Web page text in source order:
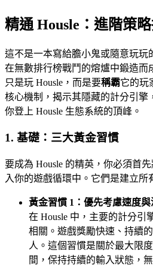
精通 Housle：進階策
這不是一本寫給膽小鬼或隨意玩玩
在無數排行榜戰鬥的熔爐中鍛造而
只是玩 Housle，而是要稱霸它的玩
核心機制，揭示其隱藏的計分引擎
你登上 Housle 生態系統的頂峰。
1. 基礎：三大黃金習慣
要成為 Housle 的精英，你必須首
入你的遊戲循環中。它們是建立所
黃金習慣 1：優先考慮速度與
在 Housle 中，主要的計分引
相關。遊戲獎勵快速、持續
人。這個習慣是關於最大限
間，保持持續的輸入狀態，